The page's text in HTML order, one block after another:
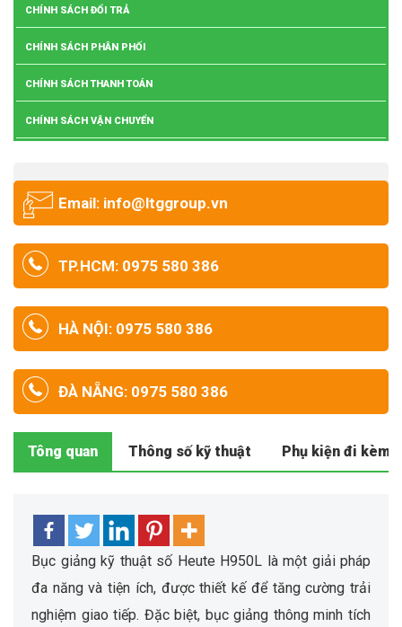
CHÍNH SÁCH ĐỔI TRẢ
CHÍNH SÁCH PHÂN PHỐI
CHÍNH SÁCH THANH TOÁN
CHÍNH SÁCH VẬN CHUYỂN
Email: info@ltggroup.vn
TP.HCM: 0975 580 386
HÀ NỘI: 0975 580 386
ĐÀ NẴNG: 0975 580 386
Tông quan Thông số kỹ thuật Phụ kiện đi kèm
Bục giảng kỹ thuật số Heute H950L là một giải pháp
đa năng và tiện ích, được thiết kế để tăng cường trải
nghiệm giao tiếp. Đặc biệt, bục giảng thông minh tích